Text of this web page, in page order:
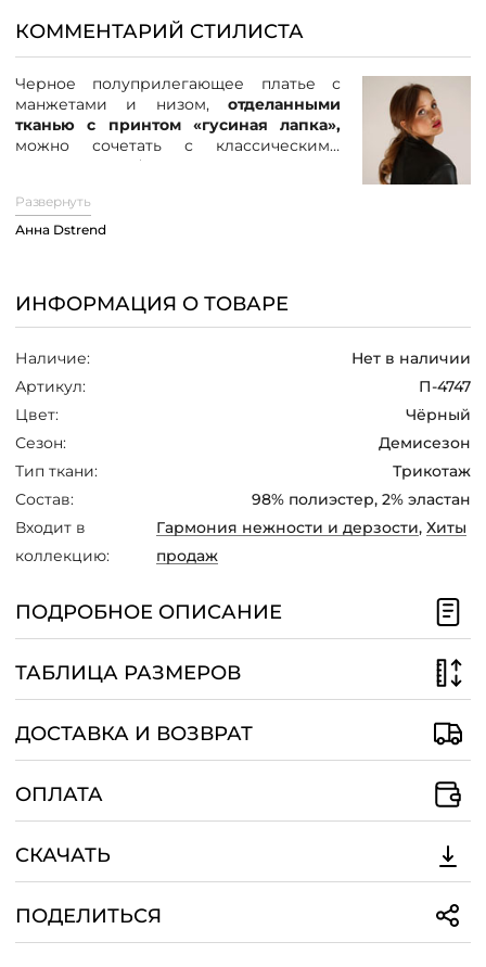
MANAGER@DSTREND.RU
КОММЕНТАРИЙ СТИЛИСТА
Черное полуприлегающее платье с
манжетами и низом, отделанными
тканью с принтом «гусиная лапка»,
можно сочетать с классическими
черными туфлями-лодочками или
образу элегантности. Для завершения
можно выбрать черную сумку среднего
небольшие серьги и браслет. В
прохладную погоду образ дополнят
классическое
бежевого или серого, которые не будут
отвлекать внимание от основного
акцента принта.
Развернуть
Анна Dstrend
ИНФОРМАЦИЯ О ТОВАРЕ
Наличие:
Нет в наличии
Артикул:
П-4747
Цвет:
Чёрный
Сезон:
Демисезон
Тип ткани:
Трикотаж
Состав:
98% полиэстер, 2% эластан
Входит в
коллекцию:
Гармония нежности и дерзости,Хиты
продаж
ПОДРОБНОЕ ОПИСАНИЕ
ТАБЛИЦА РАЗМЕРОВ
ДОСТАВКА И ВОЗВРАТ
ОПЛАТА
СКАЧАТЬ
ПОДЕЛИТЬСЯ